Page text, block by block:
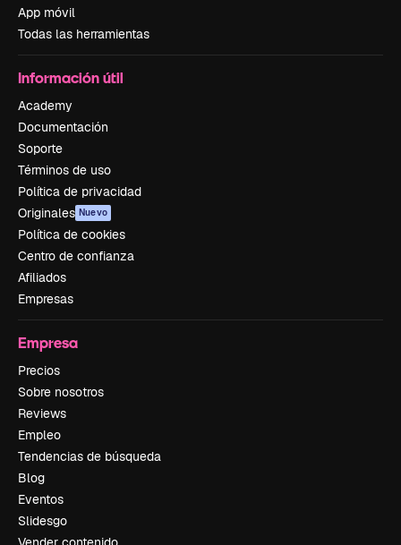
App móvil
Todas las herramientas
Información útil
Academy
Documentación
Soporte
Términos de uso
Política de privacidad
Originales Nuevo
Política de cookies
Centro de confianza
Afiliados
Empresas
Empresa
Precios
Sobre nosotros
Reviews
Empleo
Tendencias de búsqueda
Blog
Eventos
Slidesgo